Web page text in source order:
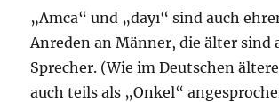
„Amca“ und „dayı“ sind auch
Anreden an Männer, die älter sind
Sprecher. (Wie im Deutschen
auch teils als „Onkel“